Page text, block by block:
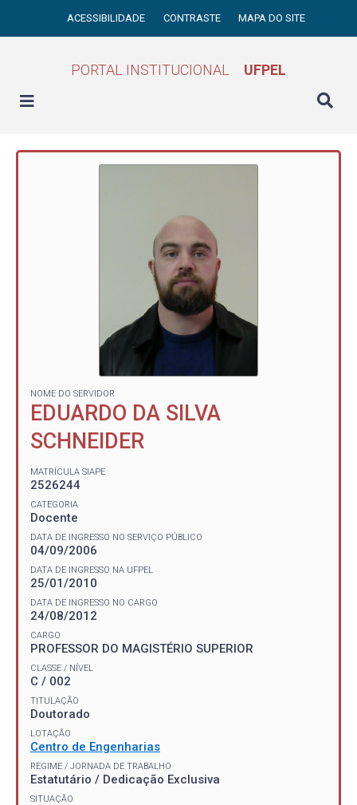
ACESSIBILIDADE CONTRASTE MAPA DO SITE
PORTAL INSTITUCIONAL UFPEL
NOME DO SERVIDOR
EDUARDO DA SILVA
SCHNEIDER
MATRÍCULA SIAPE
2526244
CATEGORIA
Docente
DATA DE INGRESSO NO SERVIÇO PÚBLICO
04/09/2006
DATA DE INGRESSO NA UFPEL
25/01/2010
DATA DE INGRESSO NO CARGO
24/08/2012
CARGO
PROFESSOR DO MAGISTÉRIO SUPERIOR
CLASSE / NÍVEL
C / 002
TITULAÇÃO
Doutorado
LOTAÇÃO
Centro de Engenharias
REGIME / JORNADA DE TRABALHO
Estatutário / Dedicação Exclusiva
SITUAÇÃO